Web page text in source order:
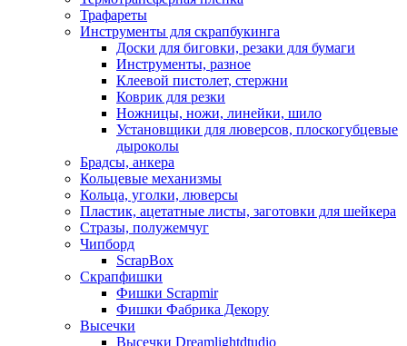
Трафареты
Инструменты для скрапбукинга
Доски для биговки, резаки для бумаги
Инструменты, разное
Клеевой пистолет, стержни
Коврик для резки
Ножницы, ножи, линейки, шило
Установщики для люверсов, плоскогубцевые
дыроколы
Брадсы, анкера
Кольцевые механизмы
Кольца, уголки, люверсы
Пластик, ацетатные листы, заготовки для шейкера
Стразы, полужемчуг
Чипборд
ScrapBox
Скрапфишки
Фишки Scrapmir
Фишки Фабрика Декору
Высечки
Высечки Dreamlightdtudio